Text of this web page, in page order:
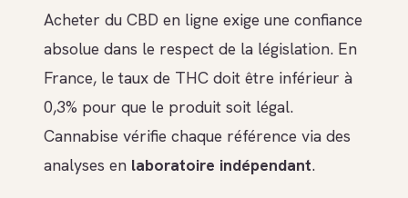
Acheter du CBD en ligne exige une confiance
absolue dans le respect de la législation. En
France, le taux de THC doit être inférieur à
0,3% pour que le produit soit légal.
Cannabise vérifie chaque référence via des
analyses en laboratoire indépendant.